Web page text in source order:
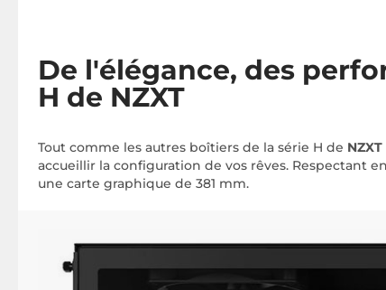
De l'élégance, des
H de NZXT
Tout comme les autres boîtiers de la série H de NZXT
accueillir la configuration de vos rêves. Respectant
une carte graphique de 381 mm.